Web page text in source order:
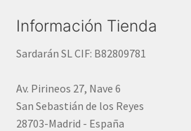
Información Tienda
Sardarán SL CIF: B82809781
Av. Pirineos 27, Nave 6
San Sebastián de los Reyes
28703-Madrid - España